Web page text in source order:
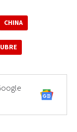
CHINA